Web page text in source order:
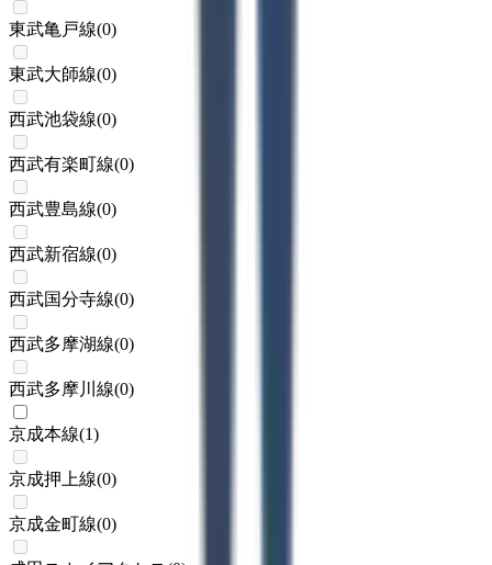
東武亀戸線(0)
東武大師線(0)
西武池袋線(0)
西武有楽町線(0)
西武豊島線(0)
西武新宿線(0)
西武国分寺線(0)
西武多摩湖線(0)
西武多摩川線(0)
京成本線(1)
京成押上線(0)
京成金町線(0)